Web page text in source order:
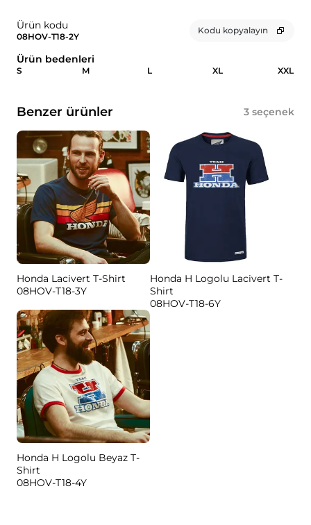
Ürün kodu
08HOV-T18-2Y
Kodu kopyalayın
Ürün bedenleri
S M L XL XXL
Benzer ürünler 3 seçenek
Honda Lacivert T-Shirt
08HOV-T18-3Y
Honda H Logolu Lacivert T-
Shirt
08HOV-T18-6Y
Honda H Logolu Beyaz T-
Shirt
08HOV-T18-4Y